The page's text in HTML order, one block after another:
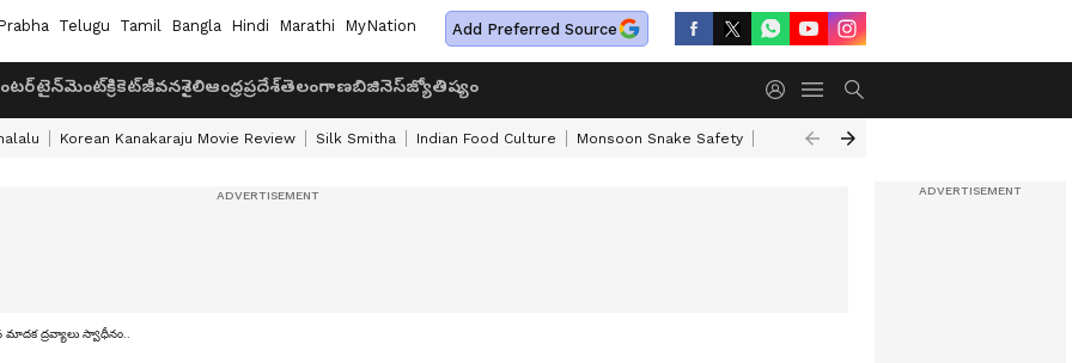
Telugu Tamil Bangla Hindi Marathi MyNation Add Preferred Source
క్రికెట్జీవనశైలిఆంధ్రప్రదేశ్తెలంగాణబిజినెస్జ్యోతిష్యం
Korean Kanakaraju Movie Review Silk Smitha Indian Food Culture Monsoon Snake Safety Akkineni Nageswara Rao
ద్రవ్యాలు స్వాధీనం..